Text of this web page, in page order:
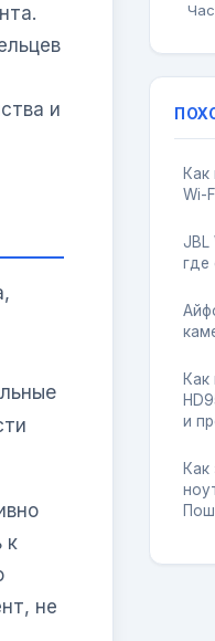
и
к
не
Wi-
JBL
где
и
Как